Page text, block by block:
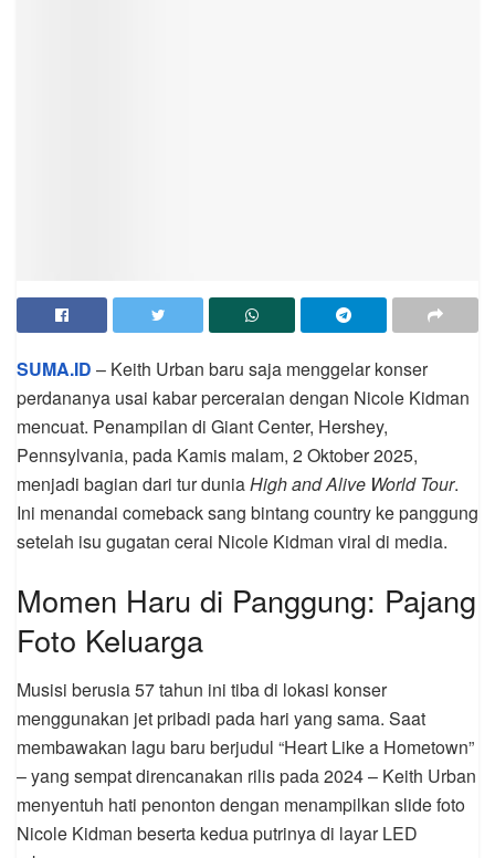
SUMA.ID – Keith Urban baru saja menggelar konser
perdananya usai kabar perceraian dengan Nicole Kidman
mencuat. Penampilan di Giant Center, Hershey,
Pennsylvania, pada Kamis malam, 2 Oktober 2025,
menjadi bagian dari tur duniaHigh and Alive World Tour.
Ini menandai comeback sang bintang country ke panggung
setelah isu gugatan cerai Nicole Kidman viral di media.
Momen Haru di Panggung: Pajang
Foto Keluarga
Musisi berusia 57 tahun ini tiba di lokasi konser
menggunakan jet pribadi pada hari yang sama. Saat
membawakan lagu baru berjudul “Heart Like a Hometown”
– yang sempat direncanakan rilis pada 2024 – Keith Urban
menyentuh hati penonton dengan menampilkan slide foto
Nicole Kidman beserta kedua putrinya di layar LED